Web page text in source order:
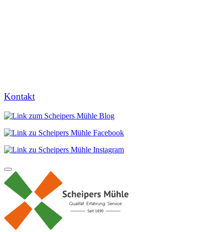
Kontakt